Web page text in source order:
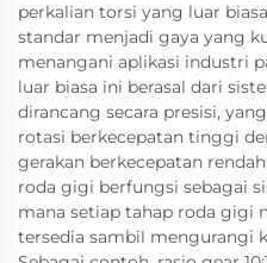
perkalian torsi yang luar
standar menjadi gaya yang
menangani aplikasi industri
luar biasa ini berasal dari
dirancang secara presisi,
rotasi berkecepatan tinggi
gerakan berkecepatan
roda gigi berfungsi sebagai
mana setiap tahap roda gigi
tersedia sambil mengurangi